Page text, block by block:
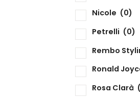
Nicole (0)
Petrelli (0)
Rembo
Ronald
Rosa Clarà